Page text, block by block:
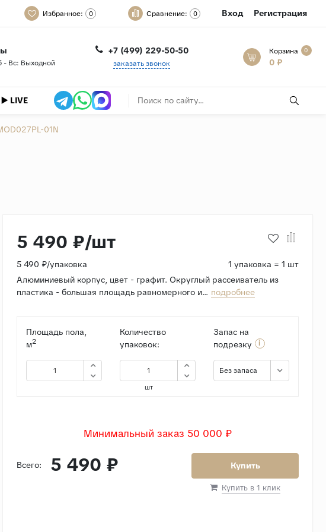
Избранное: 0 Сравнение: 0 Вход Регистрация
Вс: Выходной
+7 (499) 229-50-50
заказать звонок
Корзина 0
0 ₽
▶️ LIVE
01N
5 490 ₽/шт
5 490 ₽/упаковка
1 упаковка = 1 шт
Алюминиевый корпус, цвет - графит. Округлый рассеиватель из
пластика - большая площадь равномерного и... подробнее
Площадь пола,
м2
Количество
упаковок:
шт
Запас на
подрезку
i
Без запаса
Минимальный заказ 50 000 ₽
Всего: 5 490 ₽ Купить
Купить в 1 клик